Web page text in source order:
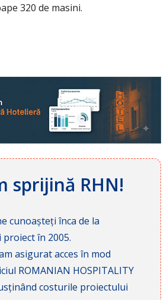
320 de masini.
sprijină RHN!
cunoașteți înca de la
în 2005.
asigurat acces în mod
ROMANIAN HOSPITALITY
costurile proiectului